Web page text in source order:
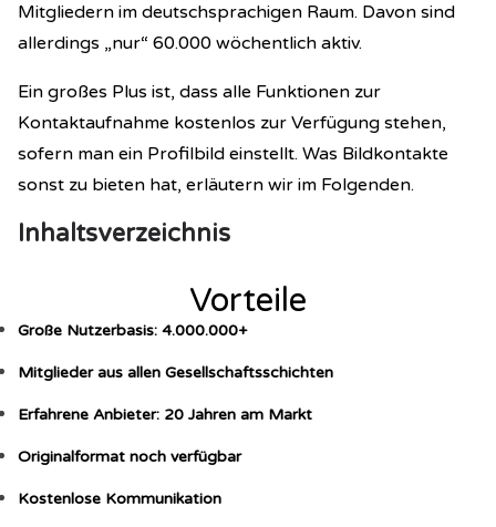
Mitgliedern im deutschsprachigen Raum. Davon sind
allerdings „nur“ 60.000 wöchentlich aktiv.
Ein großes Plus ist, dass alle Funktionen zur
Kontaktaufnahme kostenlos zur Verfügung stehen,
sofern man ein Profilbild einstellt. Was Bildkontakte
sonst zu bieten hat, erläutern wir im Folgenden.
Inhaltsverzeichnis
Vorteile
Große Nutzerbasis: 4.000.000+
Mitglieder aus allen Gesellschaftsschichten
Erfahrene Anbieter: 20 Jahren am Markt
Originalformat noch verfügbar
Kostenlose Kommunikation